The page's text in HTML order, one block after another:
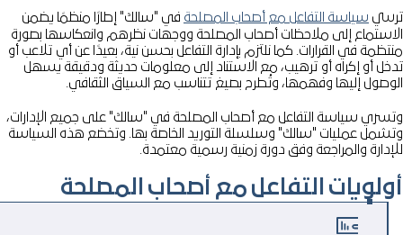
فهرس معايير الممارسات البيئية والاجتماعية والحوكمة الصادرة عن
فهرس محتوى المبادرة العالمية لإعداد التقارير
سياسة التفاعل مع أصحاب المصلحةفي "سالك" إطارًا منظمًا يضمن
إلى ملاحظات أصحاب المصلحة ووجهات نظرهم وانعكاسها بصورة
في القرارات. كما نلتزم بإدارة التفاعل بحسن نية، بعيدًا عن أي تلاعب أو
أو إكراه أو ترهيب، مع الاستناد إلى معلومات حديثة ودقيقة يسهل
إليها وفهمها، وتُطرح بصيغ تتناسب مع السياق الثقافي.
سياسة التفاعل مع أصحاب المصلحة في "سالك" على جميع الإدارات،
عمليات "سالك" وسلسلة التوريد الخاصة بها. وتخضع هذه السياسة
والمراجعة وفق دورة زمنية رسمية معتمدة.
التفاعل مع أصحاب المصلحة